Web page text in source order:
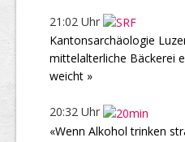
21:02 Uhr
Kantonsarchäologie
mittelalterliche Bäckerei
weicht »
20:32 Uhr
«Wenn Alkohol trinken